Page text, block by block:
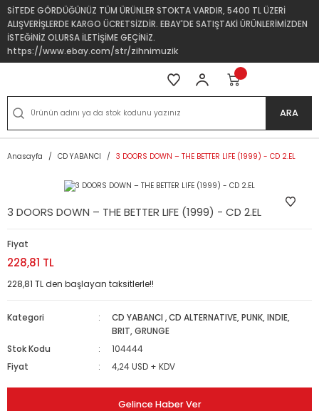
SİTEDE GÖRDÜĞÜNÜZ TÜM ÜRÜNLER STOKTA VARDIR, 5400 TL ÜZERİ
ALIŞVERİŞLERDE KARGO ÜCRETSİZDİR. EBAY'DE SATIŞTAKİ ÜRÜNLERİMİZDEN
İSTEĞİNİZ OLURSA İLETİŞİME GEÇİNİZ.
https://www.ebay.com/str/zihnimuzik
ARA
Anasayfa CD YABANCI 3 DOORS DOWN ‎– THE BETTER LIFE (1999) - CD 2.EL
3 DOORS DOWN ‎– THE BETTER LIFE (1999) - CD 2.EL
Fiyat
228,81 TL
228,81 TL den başlayan taksitlerle!!
Kategori CD YABANCI ,CD ALTERNATIVE, PUNK, INDIE,
BRIT, GRUNGE
Stok Kodu
104444
Fiyat
4,24 USD + KDV
Gelince Haber Ver